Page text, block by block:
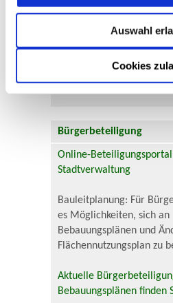
Cookies
Auswahl
24
25 26 27 28
Bürgerbeteiligung
Online-
Stadtverwaltung
Bauleitplanung: Für
es Möglichkeiten, sich an
Bebauungsplänen und
Flächennutzungsplan zu
Aktuelle
Bebauungsplänen finden